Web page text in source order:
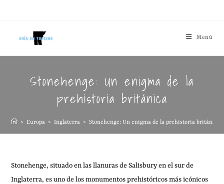
Menú
Stonehenge: Un enigma de la
prehistoria británica
> Europa > Inglaterra > Stonehenge: Un enigma de la prehistoria británica
Stonehenge, situado en las llanuras de Salisbury en el sur de
Inglaterra, es uno de los monumentos prehistóricos más icónicos